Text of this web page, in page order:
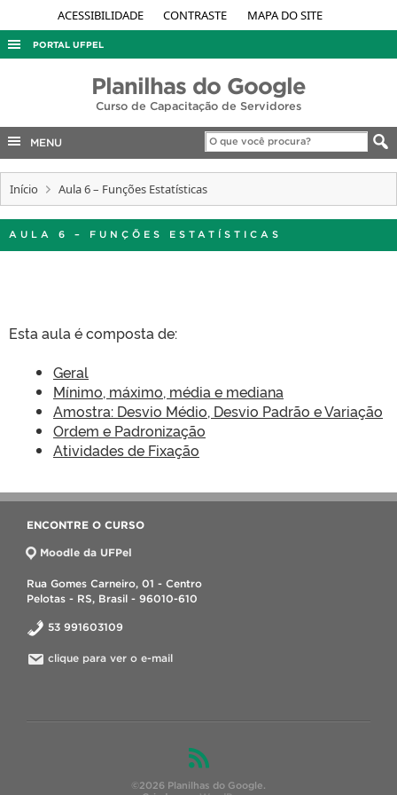
ACESSIBILIDADE CONTRASTE MAPA DO SITE
PORTAL UFPEL
EDITAIS
Planilhas do Google
Curso de Capacitação de Servidores
MENU
Início Aula 6 – Funções Estatísticas
AULA 6 – FUNÇÕES ESTATÍSTICAS
Esta aula é composta de:
Geral
Mínimo, máximo, média e mediana
Amostra: Desvio Médio, Desvio Padrão e Variação
Ordem e Padronização
Atividades de Fixação
ENCONTRE O CURSO
Moodle da UFPel
Rua Gomes Carneiro, 01 - Centro
Pelotas - RS, Brasil - 96010-610
53 991603109
clique para ver o e-mail
©2026 Planilhas do Google.